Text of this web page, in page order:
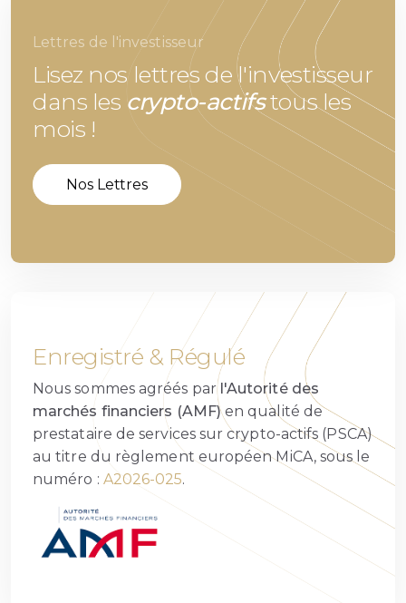
Lettres de l'investisseur
Lisez nos lettres de l'investisseur
dans les crypto-actifstous les
mois !
Nos Lettres
Enregistré & Régulé
Nous sommes agréés parl'Autorité des
marchés financiers (AMF)en qualité de
prestataire de services sur crypto-actifs (PSCA)
au titre du règlement européen MiCA, sous le
numéro : A2026-025.